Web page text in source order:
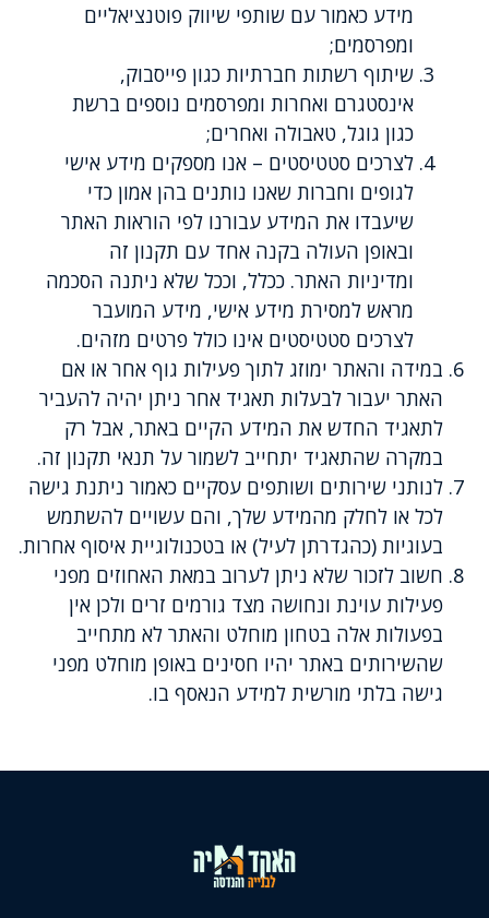
מידע כאמור עם שותפי שיווק פוטנציאליים
ומפרסמים;
שיתוף רשתות חברתיות כגון פייסבוק,
אינסטגרם ואחרות ומפרסמים נוספים ברשת
כגון גוגל, טאבולה ואחרים;
לצרכים סטטיסטים – אנו מספקים מידע אישי
לגופים וחברות שאנו נותנים בהן אמון כדי
שיעבדו את המידע עבורנו לפי הוראות האתר
ובאופן העולה בקנה אחד עם תקנון זה
ומדיניות האתר. ככלל, וככל שלא ניתנה הסכמה
מראש למסירת מידע אישי, מידע המועבר
לצרכים סטטיסטים אינו כולל פרטים מזהים.
במידה והאתר ימוזג לתוך פעילות גוף אחר או אם
האתר יעבור לבעלות תאגיד אחר ניתן יהיה להעביר
לתאגיד החדש את המידע הקיים באתר, אבל רק
במקרה שהתאגיד יתחייב לשמור על תנאי תקנון זה.
לנותני שירותים ושותפים עסקיים כאמור ניתנת גישה
לכל או לחלק מהמידע שלך, והם עשויים להשתמש
בעוגיות (כהגדרתן לעיל) או בטכנולוגיית איסוף אחרות.
חשוב לזכור שלא ניתן לערוב במאת האחוזים מפני
פעילות עוינת ונחושה מצד גורמים זרים ולכן אין
בפעולות אלה בטחון מוחלט והאתר לא מתחייב
שהשירותים באתר יהיו חסינים באופן מוחלט מפני
גישה בלתי מורשית למידע הנאסף בו.